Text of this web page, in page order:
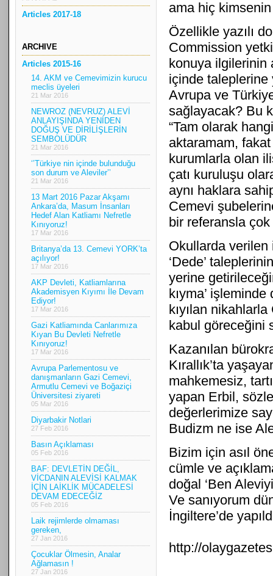
Articles 2017-18
ARCHIVE
Articles 2015-16
14. AKM ve Cemevimizin kurucu
meclis üyeleri
21 Mar 2016
NEWROZ (NEVRUZ) ALEVİ
ANLAYIŞINDA YENİDEN
DOĞUŞ VE DİRİLİŞLERİN
SEMBOLÜDÜR
21 Mar 2016
‘’Türkiye nin içinde bulunduğu
son durum ve Aleviler’’
21 Mar 2016
13 Mart 2016 Pazar Akşamı
Ankara’da, Masum İnsanları
Hedef Alan Katliamı Nefretle
Kınıyoruz!
17 Mar 2016
Britanya’da 13. Cemevi YORK’ta
açılıyor!
17 Mar 2016
AKP Devleti, Katliamlarına
Akademisyen Kıyımı İle Devam
Ediyor!
17 Mar 2016
Gazi Katliamında Canlarımıza
Kıyan Bu Devleti Nefretle
Kınıyoruz!
17 Mar 2016
Avrupa Parlementosu ve
danışmanların Gazi Cemevi,
Armutlu Cemevi ve Boğaziçi
Üniversitesi ziyareti
05 Mar 2016
Diyarbakir Notlari
27 Feb 2016
Basın Açıklaması
05 Feb 2016
BAF: DEVLETİN DEĞİL,
VİCDANIN ALEVİSİ KALMAK
İÇİN LAİKLİK MÜCADELESİ
DEVAM EDECEĞİZ
05 Feb 2016
Laik rejimlerde olmaması
gereken,
27 Jan 2016
Çocuklar Ölmesin, Analar
Ağlamasın !
27 Jan 2016
ama hiç kimsenin
Özellikle yazılı
Commission
konuya ilgilerinin
içinde taleplerine
Avrupa ve
sağlayacak? Bu
“Tam olarak
aktaramam,
kurumlarla olan
çatı kuruluşu
aynı haklara
Cemevi
bir referansla çok
Okullarda
‘Dede’
yerine
kıyma’
kıyılan
kabul göreceğini
Kazanılan
Kırallık’ta
mahkemesiz,
yapan Erbil,
değerlerimize
Budizm ne ise
Bizim için asıl
cümle ve
doğal ‘Ben
Ve sanıyorum
İngiltere’de
http://